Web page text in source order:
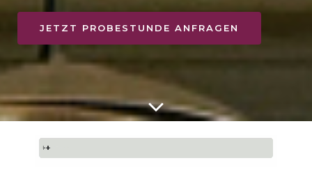
JETZT PROBESTUNDE ANFRAGEN